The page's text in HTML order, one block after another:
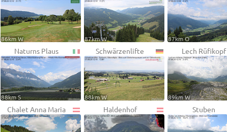
86km W 87km W 87km O
Naturns Plaus
88km S
Schwärzenlifte
88km W
Lech Rüfikopf
89km W
Chalet Anna Maria Haldenhof Stuben